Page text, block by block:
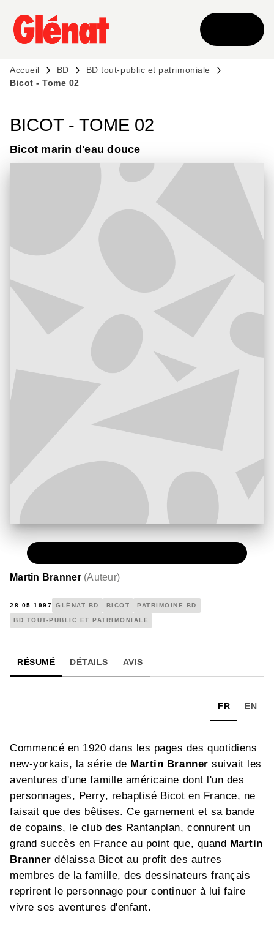
MENU RECHERCHE CONTENU
PIED DE PAGE
Accueil BD
BD tout-public et patrimoniale
Bicot - Tome 02
BICOT - TOME 02
Bicot marin d'eau douce
Martin Branner (Auteur)
28.05.1997 GLÉNAT BD BICOT PATRIMOINE BD
BD TOUT-PUBLIC ET PATRIMONIALE
RÉSUMÉ DÉTAILS AVIS
FR EN
Commencé en 1920 dans les pages des quotidiens
new-yorkais, la série de Martin Branner suivait les
aventures d'une famille américaine dont l'un des
personnages, Perry, rebaptisé Bicot en France, ne
faisait que des bêtises. Ce garnement et sa bande
de copains, le club des Rantanplan, connurent un
grand succès en France au point que, quand Martin
Branner délaissa Bicot au profit des autres
membres de la famille, des dessinateurs français
reprirent le personnage pour continuer à lui faire
vivre ses aventures d'enfant.